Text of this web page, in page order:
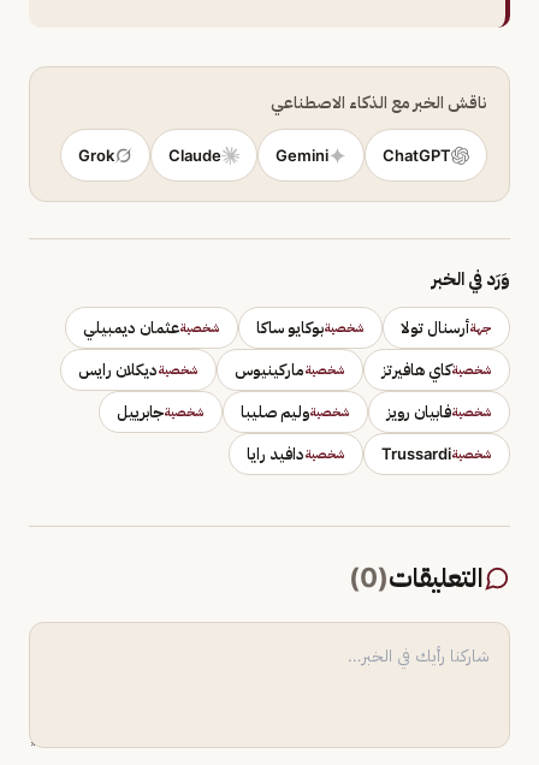
ناقش الخبر مع الذكاء الاصطناعي
ChatGPT
Gemini
Claude
Grok
وَرَد في الخبر
جهةأرسنال تولا شخصيةبوكايو ساكا شخصيةعثمان ديمبيلي
شخصيةكاي هافيرتز شخصيةماركينيوس شخصيةديكلان رايس
شخصيةفابيان رويز شخصيةوليم صليبا شخصيةجابرييل
شخصيةTrussardi شخصيةدافيد رايا
التعليقات(
0
)